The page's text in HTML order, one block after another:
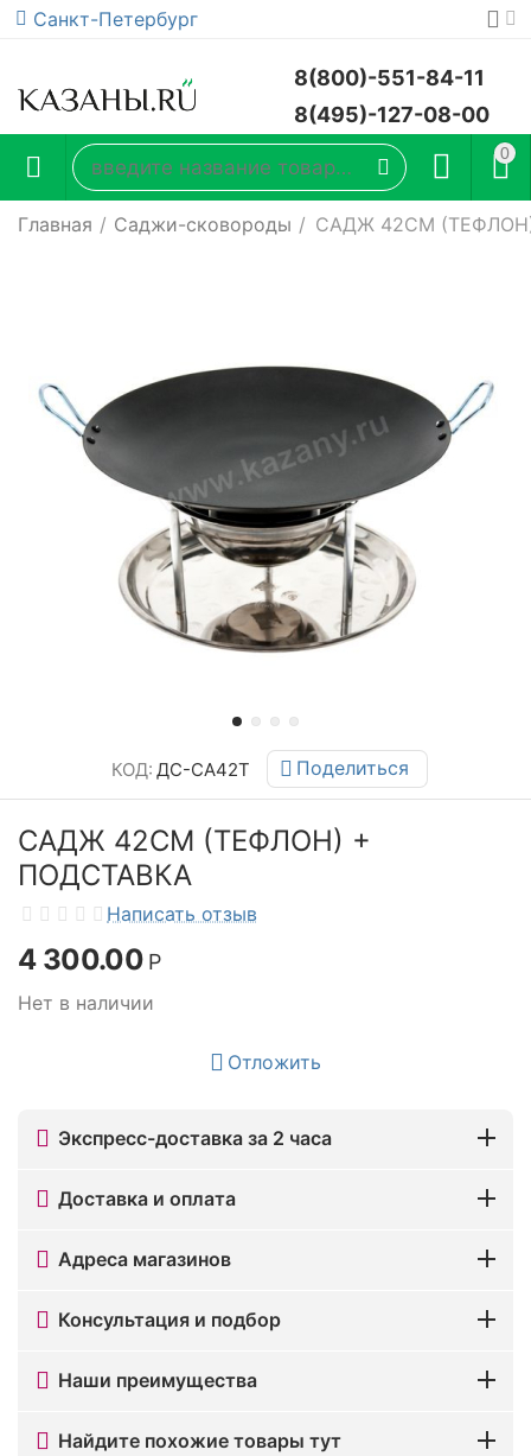
Санкт-Петербург
8(800)-551-84-11
8(495)-127-08-00
0
Главная / Саджи-сковороды / САДЖ 42СМ
КОД: ДС-СА42Т Поделиться
САДЖ 42СМ (ТЕФЛОН) +
ПОДСТАВКА
Написать отзыв
4 300.00 Р
Нет в наличии
Отложить
Экспресс-доставка за 2 часа
Доставка и оплата
Адреса магазинов
Консультация и подбор
Наши преимущества
Найдите похожие товары тут